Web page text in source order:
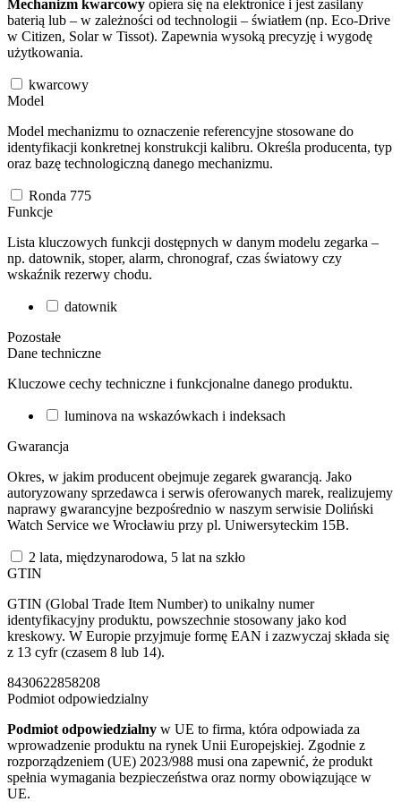
Mechanizm kwarcowy opiera się na elektronice i jest zasilany
baterią lub – w zależności od technologii – światłem (np. Eco-Drive
w Citizen, Solar w Tissot). Zapewnia wysoką precyzję i wygodę
użytkowania.
kwarcowy
Model
Model mechanizmu to oznaczenie referencyjne stosowane do
identyfikacji konkretnej konstrukcji kalibru. Określa producenta, typ
oraz bazę technologiczną danego mechanizmu.
Ronda 775
Funkcje
Lista kluczowych funkcji dostępnych w danym modelu zegarka –
np. datownik, stoper, alarm, chronograf, czas światowy czy
wskaźnik rezerwy chodu.
datownik
Pozostałe
Dane techniczne
Kluczowe cechy techniczne i funkcjonalne danego produktu.
luminova na wskazówkach i indeksach
Gwarancja
Okres, w jakim producent obejmuje zegarek gwarancją. Jako
autoryzowany sprzedawca i serwis oferowanych marek, realizujemy
naprawy gwarancyjne bezpośrednio w naszym serwisie Doliński
Watch Service we Wrocławiu przy pl. Uniwersyteckim 15B.
2 lata, międzynarodowa, 5 lat na szkło
GTIN
GTIN (Global Trade Item Number) to unikalny numer
identyfikacyjny produktu, powszechnie stosowany jako kod
kreskowy. W Europie przyjmuje formę EAN i zazwyczaj składa się
z 13 cyfr (czasem 8 lub 14).
8430622858208
Podmiot odpowiedzialny
Podmiot odpowiedzialny w UE to firma, która odpowiada za
wprowadzenie produktu na rynek Unii Europejskiej. Zgodnie z
rozporządzeniem (UE) 2023/988 musi ona zapewnić, że produkt
spełnia wymagania bezpieczeństwa oraz normy obowiązujące w
UE.